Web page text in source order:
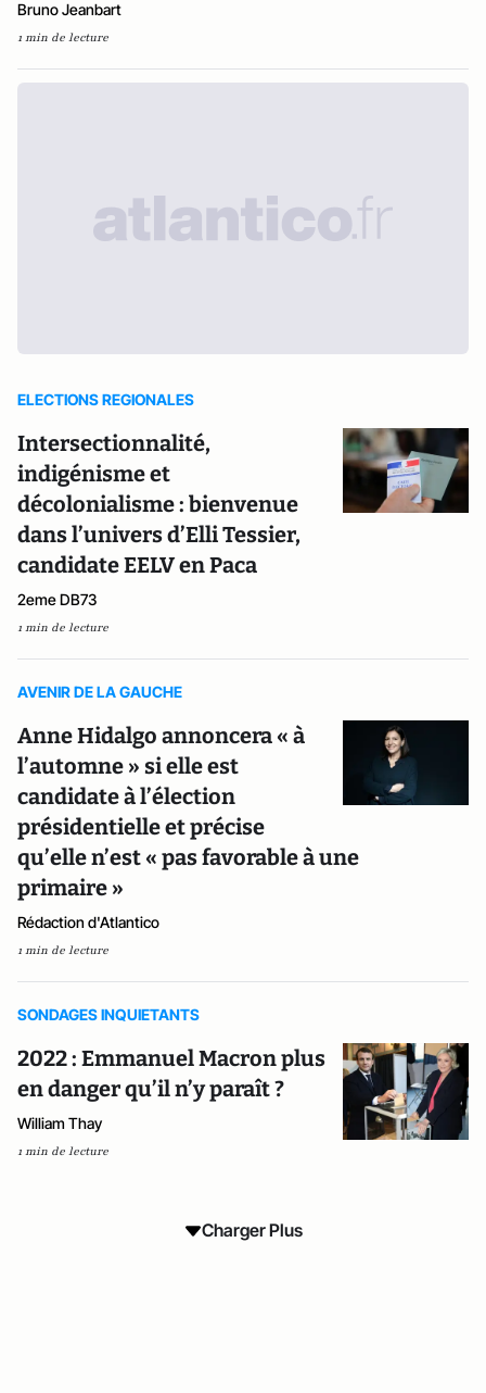
Bruno Jeanbart
1 min de lecture
ELECTIONS REGIONALES
Intersectionnalité,
indigénisme et
décolonialisme : bienvenue
dans l’univers d’Elli Tessier,
candidate EELV en Paca
2eme DB73
1 min de lecture
AVENIR DE LA GAUCHE
Anne Hidalgo annoncera « à
l’automne » si elle est
candidate à l’élection
présidentielle et précise
qu’elle n’est « pas favorable à une
primaire »
Rédaction d'Atlantico
1 min de lecture
SONDAGES INQUIETANTS
2022 : Emmanuel Macron plus
en danger qu’il n’y paraît ?
William Thay
1 min de lecture
Charger Plus